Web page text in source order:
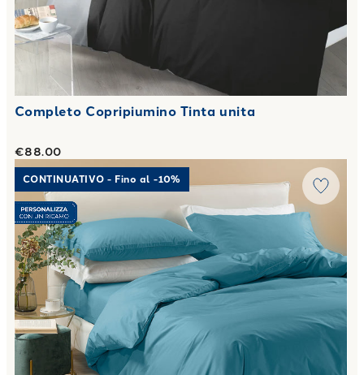
Completo Copripiumino Tinta unita
€88.00
Link to "Completo Copripiumino Matrimoniale Percalle
CONTINUATIVO - Fino al -10%